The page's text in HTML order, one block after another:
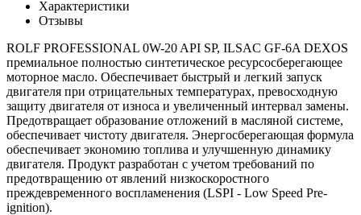
Характеристики
Отзывы
ROLF PROFESSIONAL 0W-20 API SP, ILSAC GF-6A DEXOS
премиальное полностью синтетическое ресурсосберегающее
моторное масло. Обеспечивает быстрый и легкий запуск
двигателя при отрицательных температурах, превосходную
защиту двигателя от износа и увеличенный интервал замены.
Предотвращает образование отложений в масляной системе,
обеспечивает чистоту двигателя. Энергосберегающая формула
обеспечивает экономию топлива и улучшенную динамику
двигателя. Продукт разработан с учетом требований по
предотвращению от явлений низкоскоростного
преждевременного воспламенения (LSPI - Low Speed Pre-
ignition).